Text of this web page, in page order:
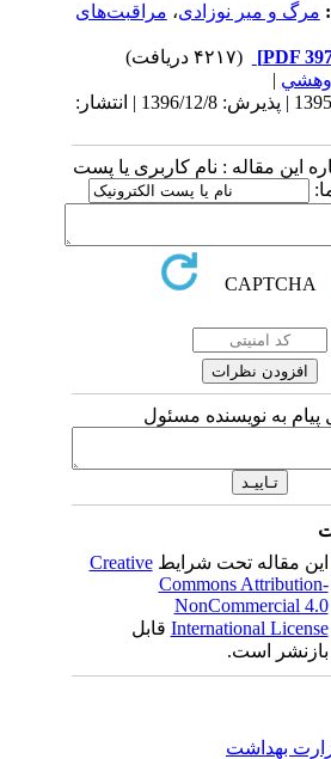
و میر نوزادی،مراقبت‌های
|
دریافت: 1395/12/18 | پذیرش: 1396/12/8 | انتشار:
این مقاله : نام کاربری یا پست
به نویسنده مسئول
این مقاله تحت شرایطCreative
Commons
NonCommercial
Internationalقابل
بازنشر است.
بهداشت